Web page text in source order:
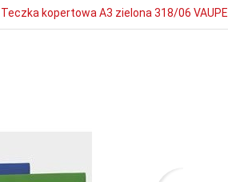
Teczka kopertowa A3 zielona 318/06 VAUPE